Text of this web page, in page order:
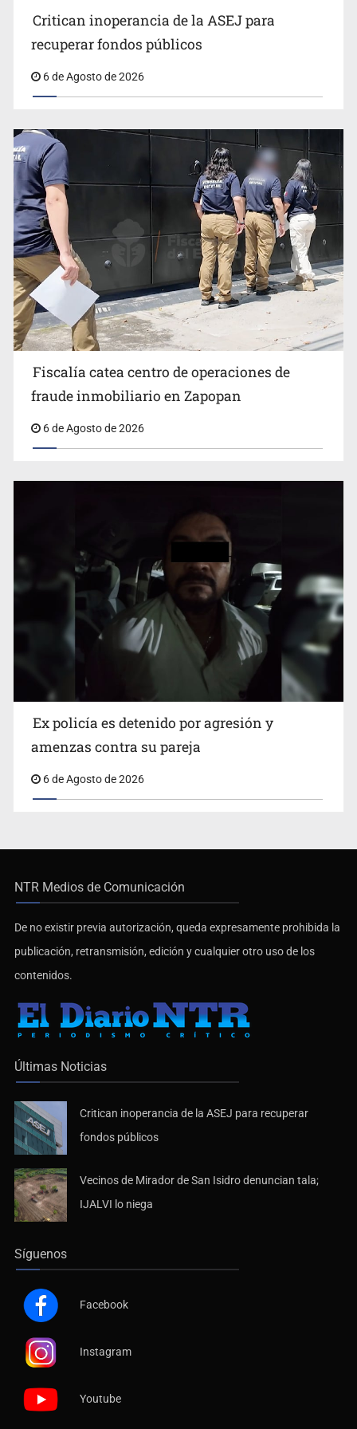
Fiscalías, SIAPA y transporte, entre los asuntos
pendientes del Congreso
públicos
Critican inoperancia de la ASEJ para
recuperar fondos públicos
6 de Agosto de 2026
Fiscalía catea centro de operaciones de
fraude inmobiliario en Zapopan
6 de Agosto de 2026
Ex policía es detenido por agresión y
amenzas contra su pareja
6 de Agosto de 2026
NTR Medios de Comunicación
De no existir previa autorización, queda expresamente prohibida la
publicación, retransmisión, edición y cualquier otro uso de los
contenidos.
Últimas Noticias
Critican inoperancia de la ASEJ para recuperar
fondos públicos
Vecinos de Mirador de San Isidro denuncian tala;
IJALVI lo niega
Síguenos
Facebook
Instagram
Youtube